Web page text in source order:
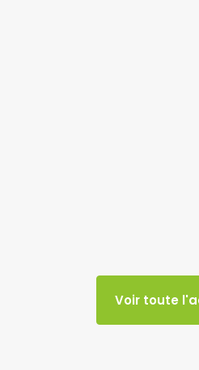
Voir toute